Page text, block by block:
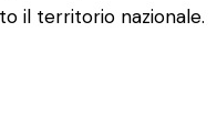
il territorio nazionale.